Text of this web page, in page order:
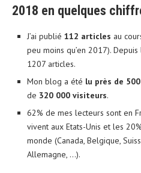
2018 en quelques
J’ai publié 112 articles au
peu moins qu’en 2017).
1207 articles.
Mon blog a été lu près de
de 320 000 visiteurs.
62% de mes lecteurs sont en
vivent aux Etats-Unis et les
monde (Canada, Belgique,
Allemagne, …).